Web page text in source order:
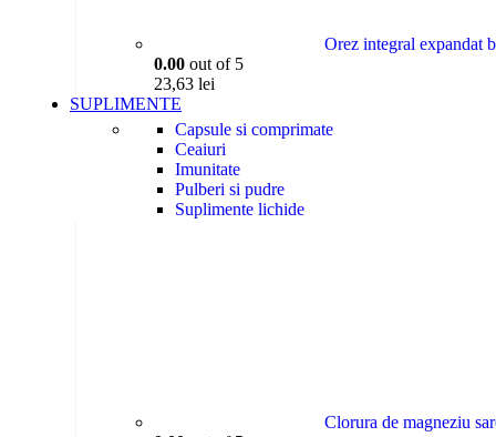
Orez integral expandat
0.00 out of 5
23,63 lei
SUPLIMENTE
Capsule si comprimate
Ceaiuri
Imunitate
Pulberi si pudre
Suplimente lichide
Clorura de magneziu